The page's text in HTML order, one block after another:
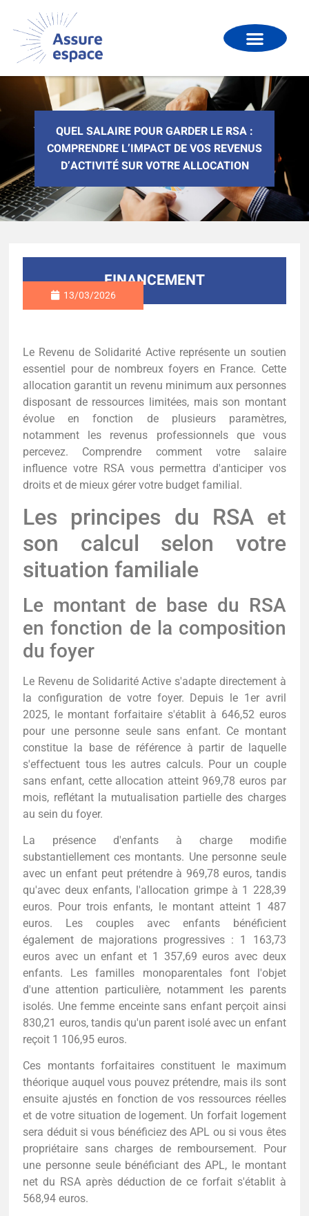
QUEL SALAIRE POUR GARDER LE RSA :
COMPRENDRE L’IMPACT DE VOS REVENUS
D’ACTIVITÉ SUR VOTRE ALLOCATION
FINANCEMENT
13/03/2026
Le Revenu de Solidarité Active représente un soutien
essentiel pour de nombreux foyers en France. Cette
allocation garantit un revenu minimum aux personnes
disposant de ressources limitées, mais son montant
évolue en fonction de plusieurs paramètres,
notamment les revenus professionnels que vous
percevez. Comprendre comment votre salaire
influence votre RSA vous permettra d'anticiper vos
droits et de mieux gérer votre budget familial.
Les principes du RSA et
son calcul selon votre
situation familiale
Le montant de base du RSA
en fonction de la composition
du foyer
Le Revenu de Solidarité Active s'adapte directement à
la configuration de votre foyer. Depuis le 1er avril
2025, le montant forfaitaire s'établit à 646,52 euros
pour une personne seule sans enfant. Ce montant
constitue la base de référence à partir de laquelle
s'effectuent tous les autres calculs. Pour un couple
sans enfant, cette allocation atteint 969,78 euros par
mois, reflétant la mutualisation partielle des charges
au sein du foyer.
La présence d'enfants à charge modifie
substantiellement ces montants. Une personne seule
avec un enfant peut prétendre à 969,78 euros, tandis
qu'avec deux enfants, l'allocation grimpe à 1 228,39
euros. Pour trois enfants, le montant atteint 1 487
euros. Les couples avec enfants bénéficient
également de majorations progressives : 1 163,73
euros avec un enfant et 1 357,69 euros avec deux
enfants. Les familles monoparentales font l'objet
d'une attention particulière, notamment les parents
isolés. Une femme enceinte sans enfant perçoit ainsi
830,21 euros, tandis qu'un parent isolé avec un enfant
reçoit 1 106,95 euros.
Ces montants forfaitaires constituent le maximum
théorique auquel vous pouvez prétendre, mais ils sont
ensuite ajustés en fonction de vos ressources réelles
et de votre situation de logement. Un forfait logement
sera déduit si vous bénéficiez des APL ou si vous êtes
propriétaire sans charges de remboursement. Pour
une personne seule bénéficiant des APL, le montant
net du RSA après déduction de ce forfait s'établit à
568,94 euros.